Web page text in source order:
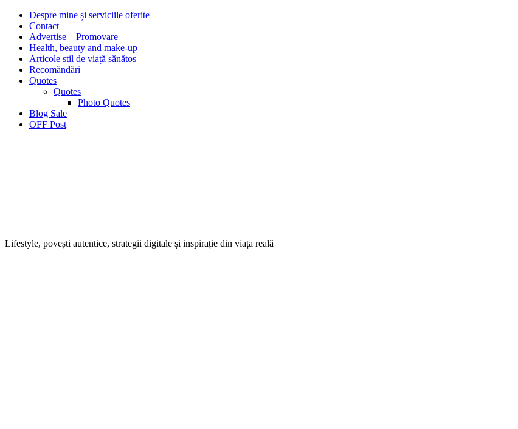
Despre mine și serviciile oferite
Contact
Advertise – Promovare
Health, beauty and make-up
Articole stil de viață sănătos
Recomăndări
Quotes
Quotes
Photo Quotes
Blog Sale
OFF Post
Lifestyle, povești autentice, strategii digitale și inspirație din viața reală